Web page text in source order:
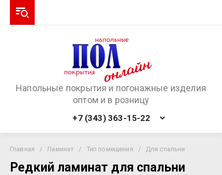
Напольные покрытия и погонажные изделия
оптом и в розницу
+7 (343) 363-15-22
Главная / Ламинат / Тип помещения / Для спальни
Редкий ламинат для спальни